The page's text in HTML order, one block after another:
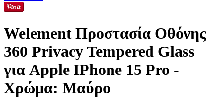
Welement Προστασία Οθόνης
360 Privacy Tempered Glass
για Apple IPhone 15 Pro -
Χρώμα: Μαύρο